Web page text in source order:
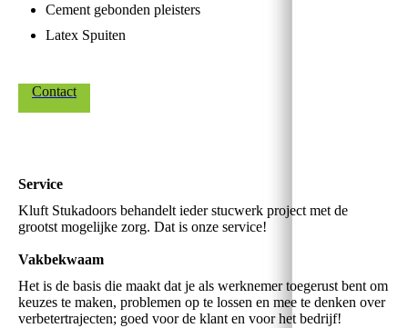
Cement gebonden pleisters
Latex Spuiten
Contact
Service
Kluft Stukadoors behandelt ieder stucwerk project met de
grootst mogelijke zorg. Dat is onze service!
Vakbekwaam
Het is de basis die maakt dat je als werknemer toegerust bent om
keuzes te maken, problemen op te lossen en mee te denken over
verbetertrajecten; goed voor de klant en voor het bedrijf!